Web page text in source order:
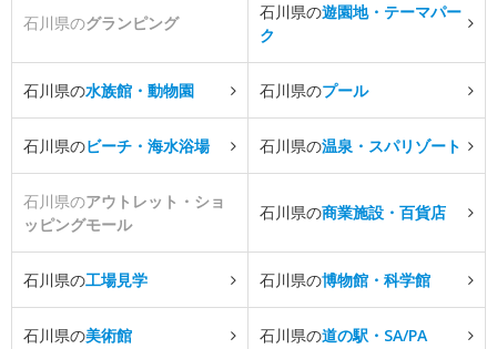
石川県のグランピング
石川県の遊園地・テーマパー
ク
石川県の水族館・動物園 石川県のプール
石川県のビーチ・海水浴場 石川県の温泉・スパリゾート
石川県のアウトレット・ショ
ッピングモール
石川県の商業施設・百貨店
石川県の工場見学 石川県の博物館・科学館
石川県の美術館 石川県の道の駅・SA/PA